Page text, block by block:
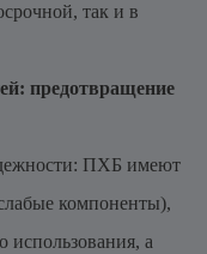
так и в
предотвращение
ПХБ имеют
компоненты),
использования, а